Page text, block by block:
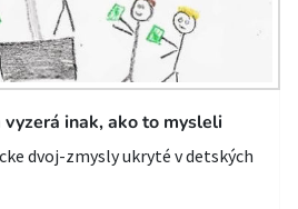
inak, ako to mysleli
dvoj-zmysly ukryté v detských